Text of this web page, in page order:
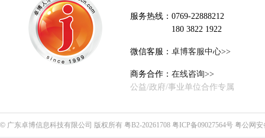
服务热线：0769-22888212
180 3822 1922
微信客服： 卓博客服中心>>
商务合作： 在线咨询>>
公益/政府/事业单位合作专属
© 广东卓博信息科技有限公司 版权所有 粤B2-20261708 粤ICP备09027564号 粤公网安